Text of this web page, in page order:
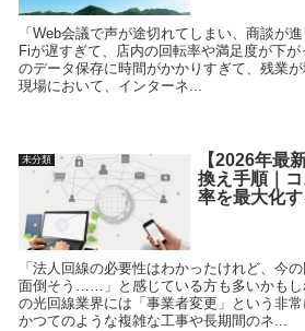
「Web会議で声が途切れてしまい、商談が
Fiが遅すぎて、店内の回転率や満足度が下
のデータ保存に時間がかかりすぎて、残業
現場において、インターネ...
未分類
【2026年最
換え手順｜
率を最大化
「法人回線の必要性はわかったけれど、今
面倒そう……」と感じている方も多いかもし
の光回線業界には「事業者変更」という非常
かつてのような複雑な工事や長期間のネ...